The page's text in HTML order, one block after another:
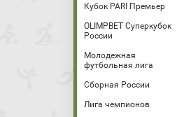
Кубок PARI Премьер
OLIMPBET Суперкубок
России
Молодежная
футбольная лига
Сборная России
Лига чемпионов